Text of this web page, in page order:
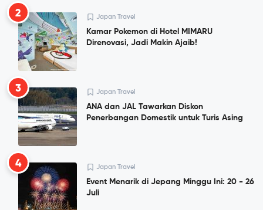
2 Japan Travel
Kamar Pokemon di Hotel MIMARU
Direnovasi, Jadi Makin Ajaib!
3 Japan Travel
ANA dan JAL Tawarkan Diskon
Penerbangan Domestik untuk Turis Asing
4 Japan Travel
Event Menarik di Jepang Minggu Ini: 20 - 26
Juli